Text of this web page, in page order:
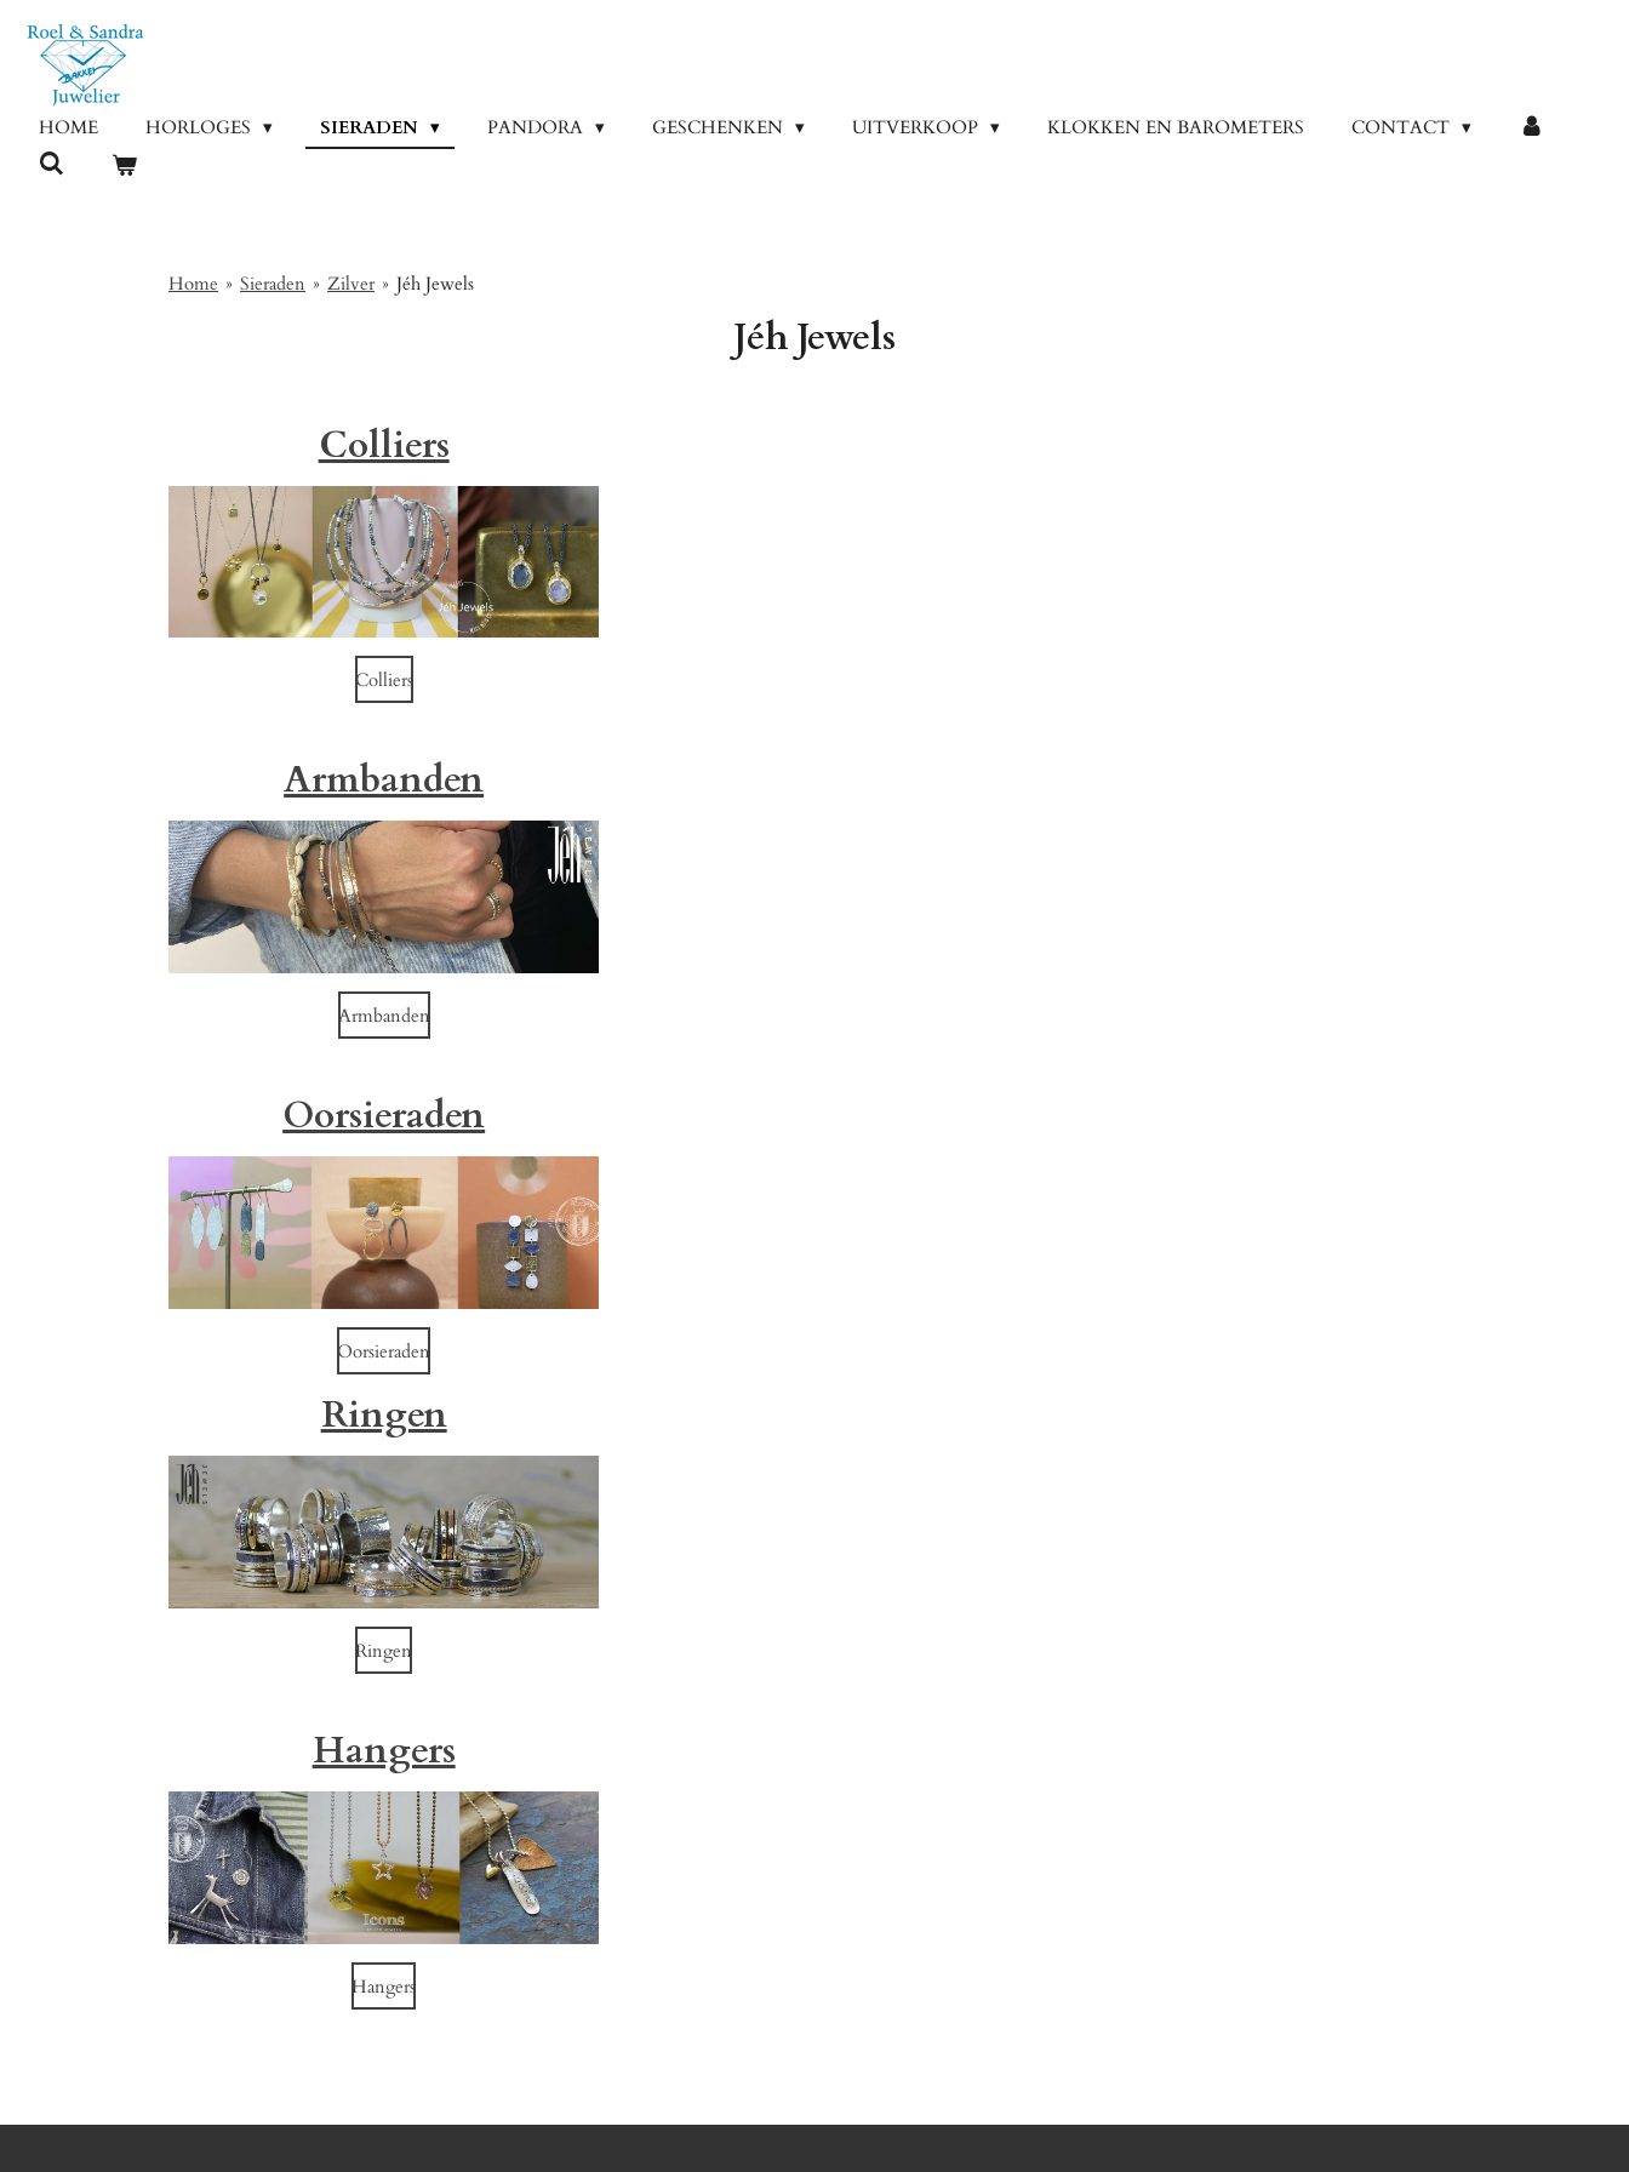
Ga
direct
hoofdinhoud
HOME HORLOGES SIERADEN PANDORA GESCHENKEN UITVERKOOP KLOKKEN EN BAROMETERS CONTACT
Home » Sieraden » Zilver » Jéh Jewels
Jéh Jewels
Colliers
Colliers
Armbanden
Armbanden
Oorsieraden
Oorsieraden
Ringen
Ringen
Hangers
Hangers